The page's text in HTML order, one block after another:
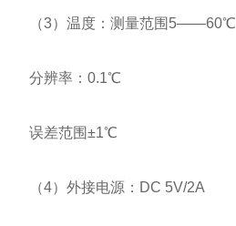
（3）温度：测量范围5——60℃
分辨率：0.1℃
误差范围±1℃
（4）外接电源：DC 5V/2A